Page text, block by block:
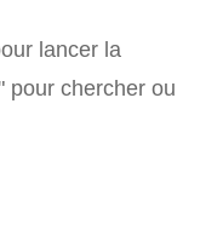
lancer la
pour chercher ou